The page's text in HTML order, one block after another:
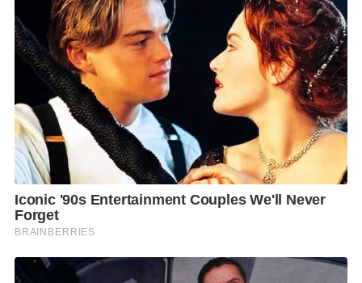
Line Open Chat *เพิ่มช่องทางการรับข่าวสาร
จากเว็บไซต์ *อ่านคอลัมน์ เปลว สีเงิน ก่อนใคร
*ส่งตรงถึงมือทุกคืน *เปิดกว้างเพื่อแฟนคอลัมน์
พูดคุยแบบกันเอง ทุกเรื่องราว ข่าวสารบ้านเมือง
สังคม ฯลฯ
Share